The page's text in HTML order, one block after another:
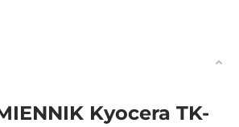
Kyocera TK-